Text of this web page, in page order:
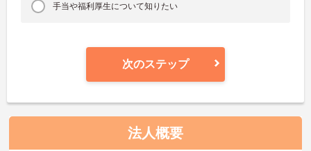
手当や福利厚生について知りたい
次のステップ
法人概要